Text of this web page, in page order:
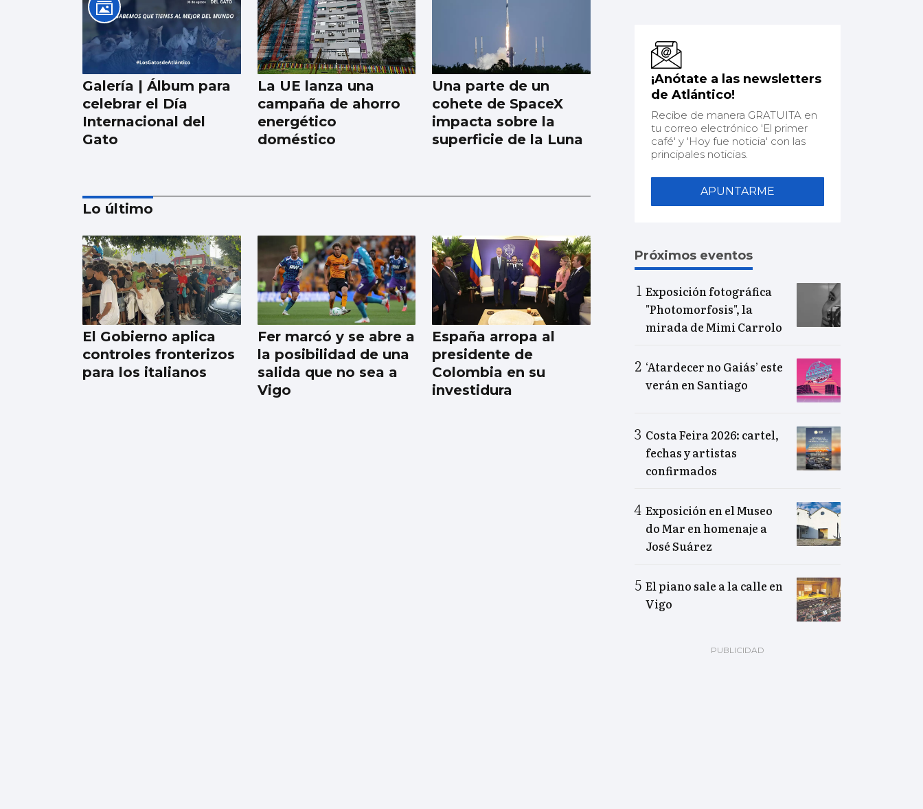
Galería | Álbum para
celebrar el Día
Internacional del
Gato
La UE lanza una
campaña de ahorro
energético
doméstico
Una parte de un
cohete de SpaceX
impacta sobre la
superficie de la Luna
Los españoles
enviaron más
paquetes que cartas
en 2025
Lo último
El Gobierno aplica
controles fronterizos
para los italianos
Fer marcó y se abre a
la posibilidad de una
salida que no sea a
Vigo
España arropa al
presidente de
Colombia en su
investidura
¡Anótate a las newsletters
de Atlántico!
Recibe de manera GRATUITA en
tu correo electrónico 'El primer
café' y 'Hoy fue noticia' con las
principales noticias.
APUNTARME
Próximos eventos
Exposición fotográfica
"Photomorfosis", la
mirada de Mimi Carrolo
‘Atardecer no Gaiás’ este
verán en Santiago
Costa Feira 2026: cartel,
fechas y artistas
confirmados
Exposición en el Museo
do Mar en homenaje a
José Suárez
El piano sale a la calle en
Vigo